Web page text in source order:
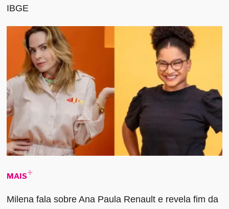
IBGE
MAIS
Milena fala sobre Ana Paula Renault e revela fim da